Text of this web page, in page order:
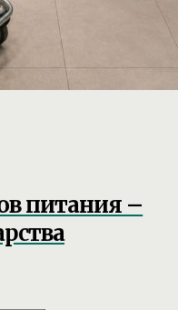
питания –